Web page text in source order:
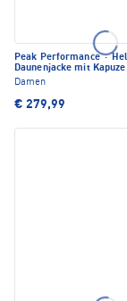
Peak Performance·
Daunenjacke mit Kapuze
Damen
€ 279,99